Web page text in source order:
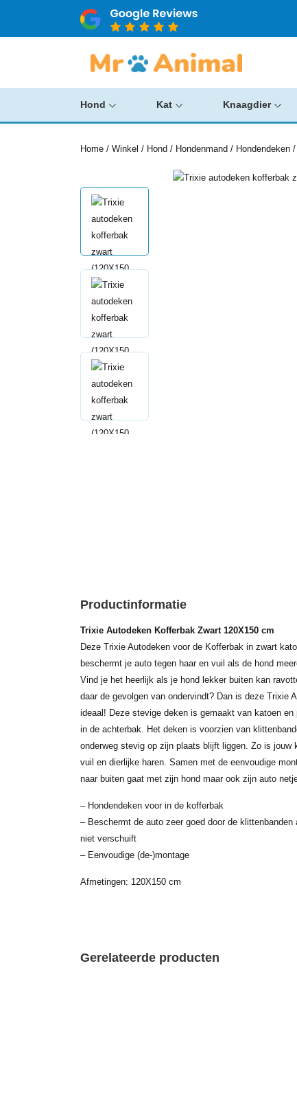
Hond Kat Knaagdier
Home / Winkel / Hond / Hondenmand / Hondendeken /
Productinformatie
Trixie Autodeken Kofferbak Zwart 120X150 cm
Deze Trixie Autodeken voor de Kofferbak in zwart
beschermt je auto tegen haar en vuil als de hond
Vind je het heerlijk als je hond lekker buiten kan
daar de gevolgen van ondervindt? Dan is deze Trixie
ideaal! Deze stevige deken is gemaakt van katoen
in de achterbak. Het deken is voorzien van
onderweg stevig op zijn plaats blijft liggen. Zo is jouw
vuil en dierlijke haren. Samen met de eenvoudige
naar buiten gaat met zijn hond maar ook zijn auto
– Hondendeken voor in de kofferbak
– Beschermt de auto zeer goed door de
niet verschuift
– Eenvoudige (de-)montage
Afmetingen: 120X150 cm
Gerelateerde producten